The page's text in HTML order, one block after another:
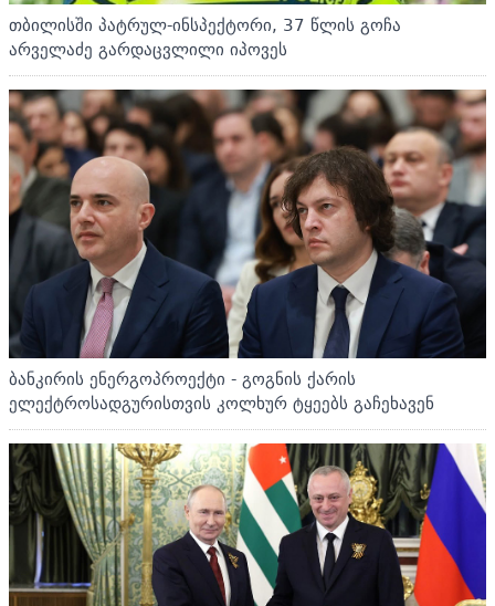
თბილისში პატრულ-ინსპექტორი, 37 წლის გოჩა
არველაძე გარდაცვლილი იპოვეს
ბანკირის ენერგოპროექტი - გოგნის ქარის
ელექტროსადგურისთვის კოლხურ ტყეებს გაჩეხავენ